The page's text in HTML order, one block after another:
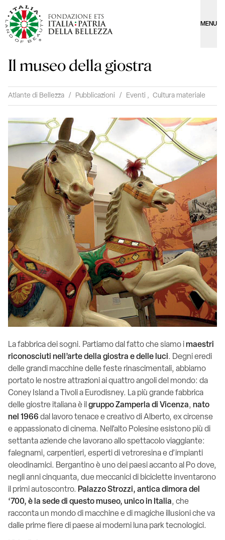
MENU
Il museo della giostra
Atlante di Bellezza / Pubblicazioni / Eventi , Cultura materiale
La fabbrica dei sogni. Partiamo dal fatto che siamo imaestri
riconosciuti nell’arte della giostra e delle luci. Degni eredi
delle grandi macchine delle feste rinascimentali, abbiamo
portato le nostre attrazioni ai quattro angoli del mondo: da
Coney Island a Tivoli a Eurodisney. La più grande fabbrica
delle giostre italiana è il gruppo Zamperla di Vicenza, nato
nel 1966 dal lavoro tenace e creativo di Alberto, ex circense
e appassionato di cinema. Nell’alto Polesine esistono più di
settanta aziende che lavorano allo spettacolo viaggiante:
falegnami, carpentieri, esperti di vetroresina e d’impianti
oleodinamici. Bergantino è uno dei paesi accanto al Po dove,
negli anni cinquanta, due meccanici di biciclette inventarono
il primi autoscontro. Palazzo Strozzi, antica dimora del
‘700, è la sede di questo museo, unico in Italia, che
racconta un mondo di macchine e di magiche illusioni che va
dalle prime fiere di paese ai moderni luna park tecnologici.